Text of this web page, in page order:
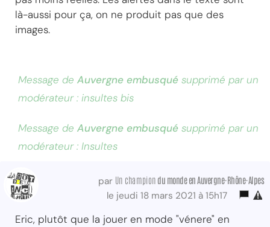
là-aussi pour ça, on ne produit pas que des
images.
Message de Auvergne embusqué supprimé par un
modérateur : insultes bis
Message de Auvergne embusqué supprimé par un
modérateur : Insultes
par Un champion du mondeen Auvergne-Rhône-Alpes
le jeudi 18 mars 2021 à 15h17
Eric, plutôt que la jouer en mode "vénere" en